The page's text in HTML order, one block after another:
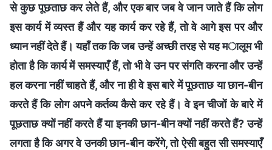
से कुछ पूछताछ कर लेते हैं, और एक बार जब वे जान जाते हैं कि लोग
इस कार्य में व्यस्त हैं और यह कार्य कर रहे हैं, तो वे आगे इस पर और
ध्यान नहीं देते हैं। यहाँ तक कि जब उन्हें अच्छी तरह से यह मालूम भी
होता है कि कार्य में समस्याएँ हैं, तो भी वे उन पर संगति करना और उन्हें
हल करना नहीं चाहते हैं, और ना ही वे इस बारे में पूछताछ या छान-बीन
करते हैं कि लोग अपने कर्तव्य कैसे कर रहे हैं। वे इन चीजों के बारे में
पूछताछ क्यों नहीं करते हैं या इनकी छान-बीन क्यों नहीं करते हैं? उन्हें
लगता है कि अगर वे उनकी छान-बीन करेंगे, तो ऐसी बहुत सी समस्याएँ